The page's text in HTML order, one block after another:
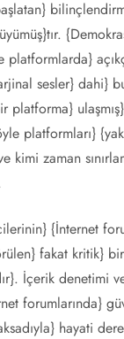
platformlarda}
sesler} dahi}
platforma}
platformları}
kimi zaman
{İnternet
fakat kritik}
İçerik denetimi
forumlarında}
hayati